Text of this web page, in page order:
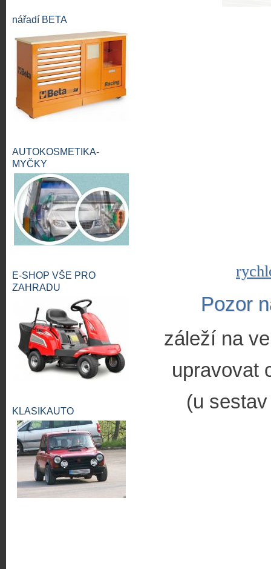
Pozor
záleží na
upravovat
(u
nářadí BETA
AUTOKOSMETIKA-
MYČKY
E-SHOP VŠE PRO
ZAHRADU
KLASIKAUTO